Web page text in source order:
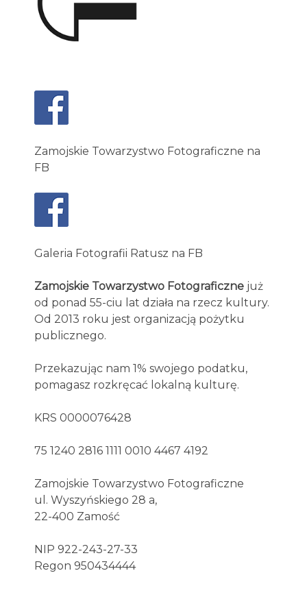
Zamojskie Towarzystwo Fotograficzne na
FB
Galeria Fotografii Ratusz na FB
Zamojskie Towarzystwo Fotograficzne już
od ponad 55-ciu lat działa na rzecz kultury.
Od 2013 roku jest organizacją pożytku
publicznego.
Przekazując nam 1% swojego podatku,
pomagasz rozkręcać lokalną kulturę.
KRS 0000076428
75 1240 2816 1111 0010 4467 4192
Zamojskie Towarzystwo Fotograficzne
ul. Wyszyńskiego 28 a,
22-400 Zamość
NIP 922-243-27-33
Regon 950434444